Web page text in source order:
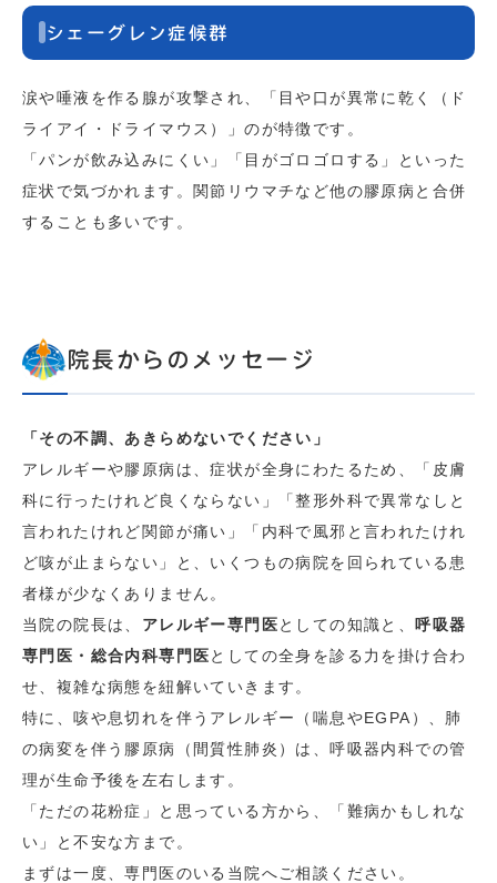
シェーグレン症候群
涙や唾液を作る腺が攻撃され、「目や口が異常に乾く（ド
ライアイ・ドライマウス）」のが特徴です。
「パンが飲み込みにくい」「目がゴロゴロする」といった
症状で気づかれます。関節リウマチなど他の膠原病と合併
することも多いです。
院長からのメッセージ
「その不調、あきらめないでください」
アレルギーや膠原病は、症状が全身にわたるため、「皮膚
科に行ったけれど良くならない」「整形外科で異常なしと
言われたけれど関節が痛い」「内科で風邪と言われたけれ
ど咳が止まらない」と、いくつもの病院を回られている患
者様が少なくありません。
当院の院長は、 アレルギー専門医としての知識と、呼吸器
専門医・総合内科専門医としての全身を診る力を掛け合わ
せ、複雑な病態を紐解いていきます。
特に、咳や息切れを伴うアレルギー（喘息やEGPA）、肺
の病変を伴う膠原病（間質性肺炎）は、呼吸器内科での管
理が生命予後を左右します。
「ただの花粉症」と思っている方から、「難病かもしれな
い」と不安な方まで。
まずは一度、専門医のいる当院へご相談ください。